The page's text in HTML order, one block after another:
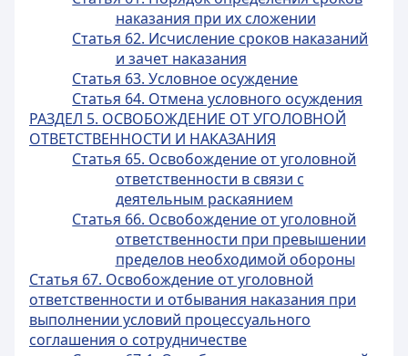
наказания при их сложении
Статья 62. Исчисление сроков наказаний
и зачет наказания
Статья 63. Условное осуждение
Статья 64. Отмена условного осуждения
РАЗДЕЛ 5. ОСВОБОЖДЕНИЕ ОТ УГОЛОВНОЙ
ОТВЕТСТВЕННОСТИ И НАКАЗАНИЯ
Статья 65. Освобождение от уголовной
ответственности в связи с
деятельным раскаянием
Статья 66. Освобождение от уголовной
ответственности при превышении
пределов необходимой обороны
Статья 67. Освобождение от уголовной
ответственности и отбывания наказания при
выполнении условий процессуального
соглашения о сотрудничестве